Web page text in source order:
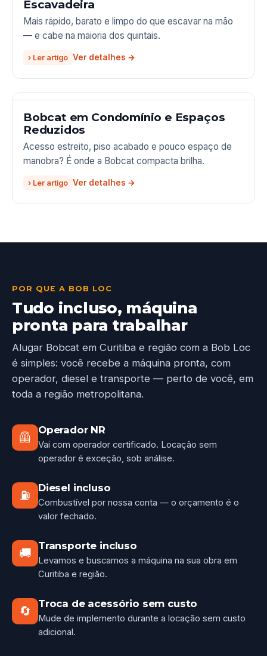
Escavadeira
Mais rápido, barato e limpo do que escavar na mão
— e cabe na maioria dos quintais.
› Ler artigo
Bobcat em Condomínio e Espaços
Reduzidos
Acesso estreito, piso acabado e pouco espaço de
manobra? É onde a Bobcat compacta brilha.
› Ler artigo
POR QUE A BOB LOC
Tudo incluso, máquina
pronta para trabalhar
Alugar Bobcat em Curitiba e região com a Bob Loc
é simples: você recebe a máquina pronta, com
operador, diesel e transporte — perto de você, em
toda a região metropolitana.
🦺
Operador NR
Vai com operador certificado. Locação sem
operador é exceção, sob análise.
⛽
Diesel incluso
Combustível por nossa conta — o orçamento é o
valor fechado.
🚚
Transporte incluso
Levamos e buscamos a máquina na sua obra em
Curitiba e região.
🔄
Troca de acessório sem custo
Mude de implemento durante a locação sem custo
adicional.